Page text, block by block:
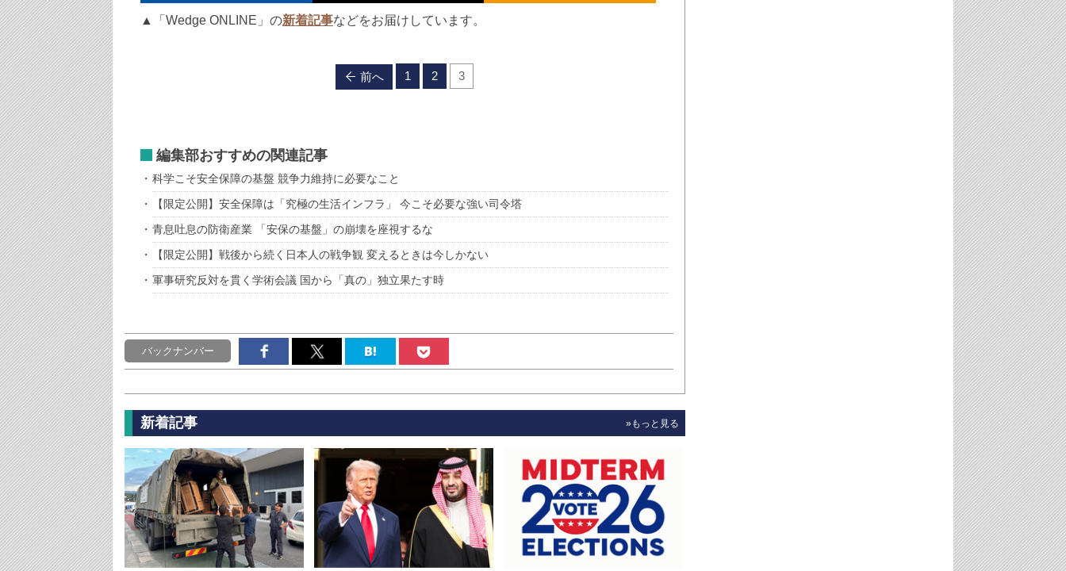
▲「Wedge ONLINE」の新着記事などをお届けしています。
前へ 1 2 3
編集部おすすめの関連記事
科学こそ安全保障の基盤 競争力維持に必要なこと
【限定公開】安全保障は「究極の生活インフラ」 今こそ必要な強い司令塔
青息吐息の防衛産業 「安保の基盤」の崩壊を座視するな
【限定公開】戦後から続く日本人の戦争観 変えるときは今しかない
軍事研究反対を貫く学術会議 国から「真の」独立果たす時
バックナンバー
新着記事 »もっと見る